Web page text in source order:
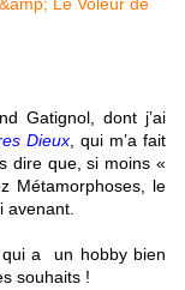
Gatignol, dont j’ai
Dieux , qui m’a fait
dire que, si moins «
Métamorphoses, le
avenant.
a un hobby bien
souhaits !